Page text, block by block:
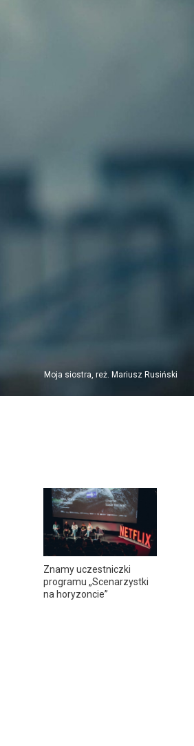
Moja siostra, reż. Mariusz Rusiński
Znamy uczestniczki
programu „Scenarzystki
na horyzoncie”